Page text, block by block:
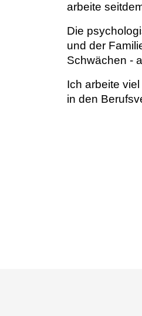
arbeite
Die
und der
Schwächen -
Ich arbeite
in den